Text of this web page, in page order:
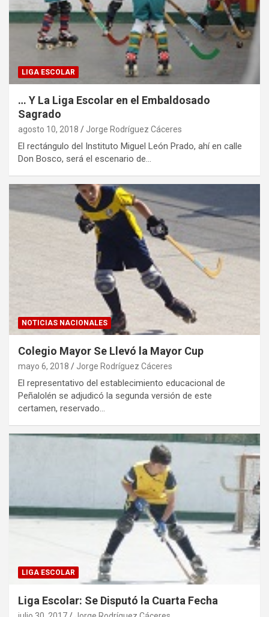
LIGA ESCOLAR
… Y La Liga Escolar en el Embaldosado
Sagrado
agosto 10, 2018 Jorge Rodríguez Cáceres
El rectángulo del Instituto Miguel León Prado, ahí en calle
Don Bosco, será el escenario de…
NOTICIAS NACIONALES
Colegio Mayor Se Llevó la Mayor Cup
mayo 6, 2018 Jorge Rodríguez Cáceres
El representativo del establecimiento educacional de
Peñalolén se adjudicó la segunda versión de este
certamen, reservado…
LIGA ESCOLAR
Liga Escolar: Se Disputó la Cuarta Fecha